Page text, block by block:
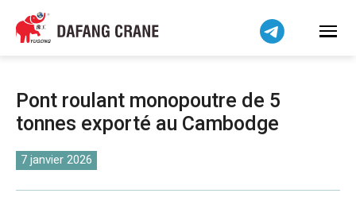
Pont roulant monopoutre de 5
tonnes exporté au Cambodge
7 janvier 2026
Bahasa Indonesia
Bahasa Melayu
বাংলা
فارسی
Pilipino
اردو